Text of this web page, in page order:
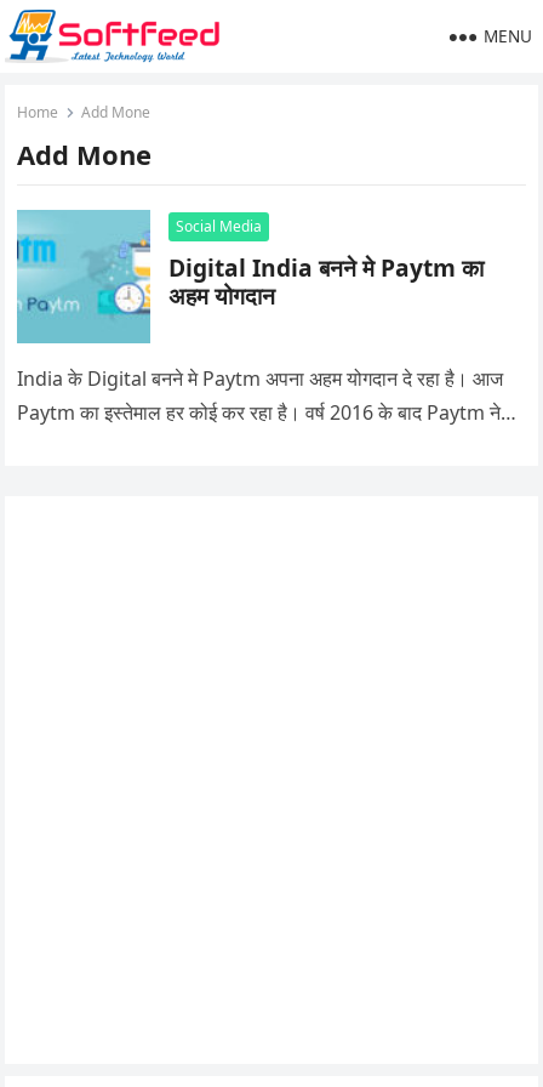
MENU
Home Add Mone
Add Mone
Social Media
Digital India बनने मे Paytm का
अहम योगदान
India के Digital बनने मे Paytm अपना अहम योगदान दे रहा है। आज
Paytm का इस्तेमाल हर कोई कर रहा है। वर्ष 2016 के बाद Paytm ने…